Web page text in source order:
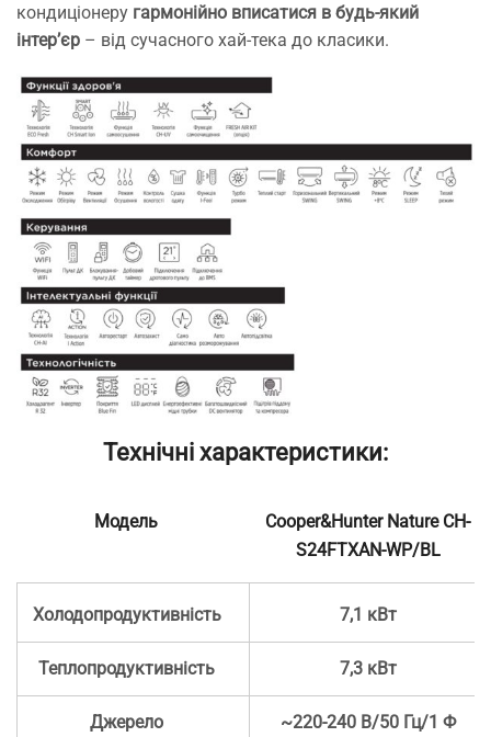
кондиціонеру гармонійно вписатися в будь-який
інтер’єр – від сучасного хай-тека до класики.
Технічні характеристики:
Модель
Cooper&Hunter Nature CH-
S24FTXAN-WP/BL
Холодопродуктивність 7,1 кВт
Теплопродуктивність 7,3 кВт
Джерело ~220-240 В/50 Гц/1 Ф